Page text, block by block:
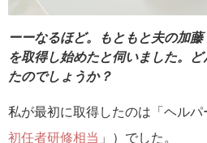
ーーなるほど。もともと夫の加
を取得し始めたと伺いました。
たのでしょうか？
私が最初に取得したのは「ヘルパ
初任者研修相当 」）でした。